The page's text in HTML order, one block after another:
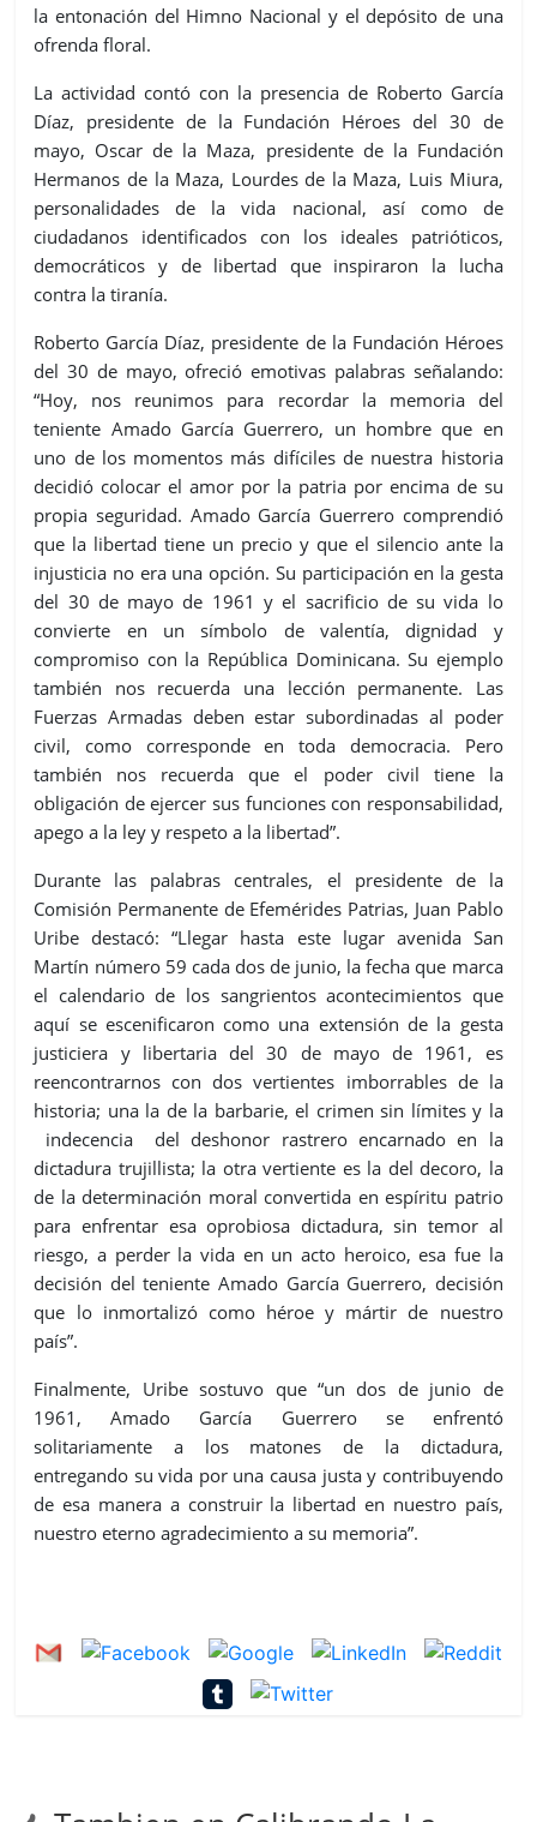
la entonación del Himno Nacional y el depósito de una
ofrenda floral.
La actividad contó con la presencia de Roberto García
Díaz, presidente de la Fundación Héroes del 30 de
mayo, Oscar de la Maza, presidente de la Fundación
Hermanos de la Maza, Lourdes de la Maza, Luis Miura,
personalidades de la vida nacional, así como de
ciudadanos identificados con los ideales patrióticos,
democráticos y de libertad que inspiraron la lucha
contra la tiranía.
Roberto García Díaz, presidente de la Fundación Héroes
del 30 de mayo, ofreció emotivas palabras señalando:
“Hoy, nos reunimos para recordar la memoria del
teniente Amado García Guerrero, un hombre que en
uno de los momentos más difíciles de nuestra historia
decidió colocar el amor por la patria por encima de su
propia seguridad. Amado García Guerrero comprendió
que la libertad tiene un precio y que el silencio ante la
injusticia no era una opción. Su participación en la gesta
del 30 de mayo de 1961 y el sacrificio de su vida lo
convierte en un símbolo de valentía, dignidad y
compromiso con la República Dominicana. Su ejemplo
también nos recuerda una lección permanente. Las
Fuerzas Armadas deben estar subordinadas al poder
civil, como corresponde en toda democracia. Pero
también nos recuerda que el poder civil tiene la
obligación de ejercer sus funciones con responsabilidad,
apego a la ley y respeto a la libertad”.
Durante las palabras centrales, el presidente de la
Comisión Permanente de Efemérides Patrias, Juan Pablo
Uribe destacó: “Llegar hasta este lugar avenida San
Martín número 59 cada dos de junio, la fecha que marca
el calendario de los sangrientos acontecimientos que
aquí se escenificaron como una extensión de la gesta
justiciera y libertaria del 30 de mayo de 1961, es
reencontrarnos con dos vertientes imborrables de la
historia; una la de la barbarie, el crimen sin límites y la
indecencia del deshonor rastrero encarnado en la
dictadura trujillista; la otra vertiente es la del decoro, la
de la determinación moral convertida en espíritu patrio
para enfrentar esa oprobiosa dictadura, sin temor al
riesgo, a perder la vida en un acto heroico, esa fue la
decisión del teniente Amado García Guerrero, decisión
que lo inmortalizó como héroe y mártir de nuestro
país”.
Finalmente, Uribe sostuvo que “un dos de junio de
1961, Amado García Guerrero se enfrentó
solitariamente a los matones de la dictadura,
entregando su vida por una causa justa y contribuyendo
de esa manera a construir la libertad en nuestro país,
nuestro eterno agradecimiento a su memoria”.